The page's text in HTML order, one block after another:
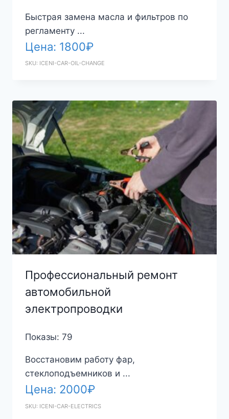
Быстрая замена масла и фильтров по
регламенту ...
Цена: 1800₽
SKU: ICENI-CAR-OIL-CHANGE
Профессиональный ремонт
автомобильной
электропроводки
Показы: 79
Восстановим работу фар,
стеклоподъемников и ...
Цена: 2000₽
SKU: ICENI-CAR-ELECTRICS